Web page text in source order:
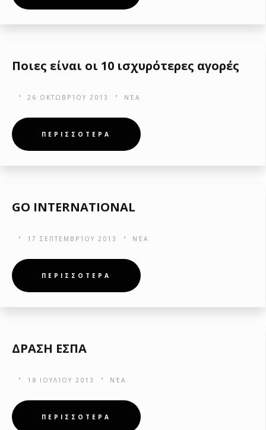
Ποιες είναι οι 10 ισχυρότερες αγορές
26 ΟΚΤΩΒΡΊΟΥ 2013 ΝΈΑ
ΠΕΡΙΣΣΟΤΕΡΑ
GO INTERNATIONAL
17 ΣΕΠΤΕΜΒΡΊΟΥ 2013 ΝΈΑ
ΠΕΡΙΣΣΟΤΕΡΑ
ΔΡΑΣΗ ΕΣΠΑ
18 ΙΟΥΛΊΟΥ 2013 ΝΈΑ
ΠΕΡΙΣΣΟΤΕΡΑ